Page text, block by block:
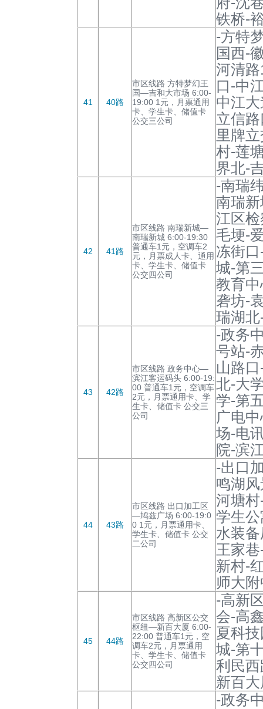
铁桥-
41 40路
市区线路 方特梦幻王
国—吉和大市场 6:00-
19:00 1元，月票通用
卡、学生卡、储值卡
公交三公司
-方特
国西-
河清
口-中
中江
立信
里牌
村-莲
界北-
42 41路
市区线路 南瑞新城—
南瑞新城 6:00-19:30
普通车1元，空调车2
元，月票成人卡、通用
卡、学生卡、储值卡
公交四公司
-南瑞
南瑞
江区
毛埂-
冻街
城-第
教育
砻坊-
瑞湖
43 42路
市区线路 政务中心—
滨江客运码头 6:00-19:
00 普通车1元，空调车
2元，月票通用卡、学
生卡、储值卡 公交三
公司
-政务
号站-
山路
北-大
学-第
广电
场-电
院-滨
44 43路
市区线路 出口加工区
—鸠兹广场 6:00-19:0
0 1元，月票通用卡、
学生卡、储值卡 公交
二公司
-出口
鸣湖
河塘村
学生
水装
王家
新村-
师大
45 44路
市区线路 高新区公交
枢纽—新百大厦 6:00-
22:00 普通车1元，空
调车2元，月票通用
卡、学生卡、储值卡
公交四公司
-高新
会-高
夏科
城-第
利民
新百
-政务